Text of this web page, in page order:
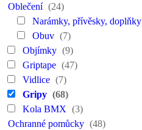
Oblečení (24)
Narámky, přívěsky, doplňky
Obuv (7)
Objímky (9)
Griptape (47)
Vidlice (7)
Gripy (68)
Kola BMX (3)
Ochranné pomůcky (48)